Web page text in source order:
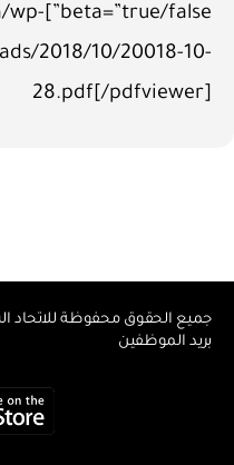
wp-
2018/10/20018-10-
28.pdf[/pdfviewer]
جميع الحقوق محفوظة للاتحاد
بريد الموظفين